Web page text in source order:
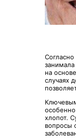
на
случаях
хлопот.
вопросы